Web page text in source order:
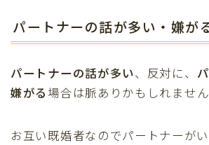
パートナーの話が多い・嫌が
パートナーの話が多い、反対に、
嫌がる場合は脈ありかもしれません
お互い既婚者なのでパートナーが